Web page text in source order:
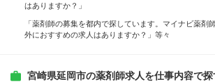
はありますか？」
「薬剤師の募集を都内で探しています。マイナビ薬剤
外におすすめの求人はありますか？」等々
宮崎県延岡市の薬剤師求人を仕事内容で探